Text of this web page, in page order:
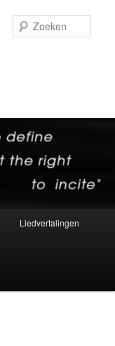
Liedvertalingen